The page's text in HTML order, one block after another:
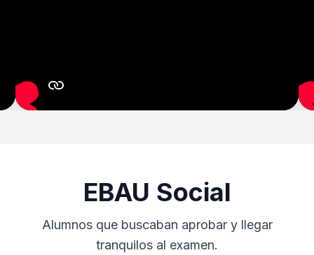
EBAU Social
Alumnos que buscaban aprobar y llegar
tranquilos al examen.